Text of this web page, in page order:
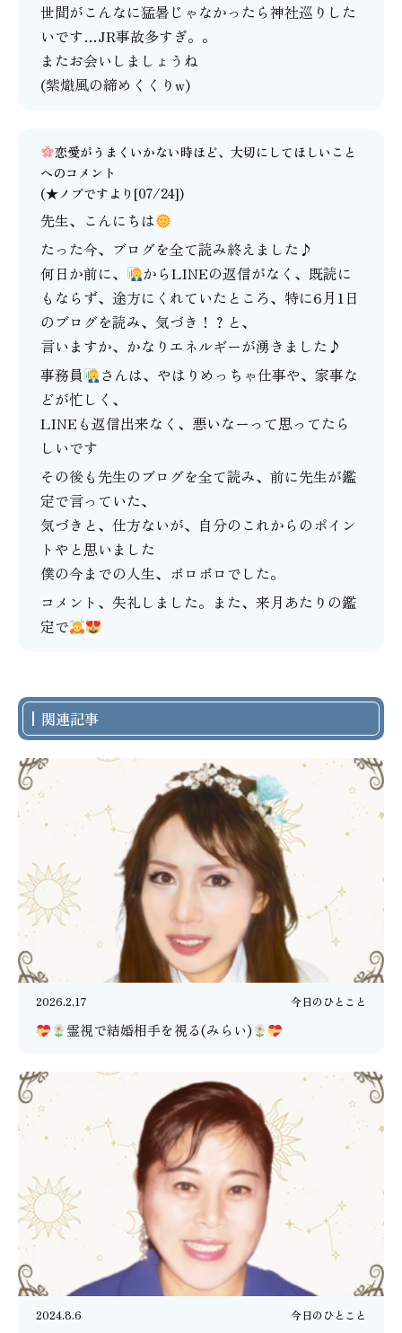
世間がこんなに猛暑じゃなかったら神社巡りした
いです…JR事故多すぎ。。
またお会いしましょうね
(紫熾風の締めくくりw)
恋愛がうまくいかない時ほど、大切にしてほしいこと
へのコメント
(★ノブですより[07/24])
先生、こんにちは
たった今、ブログを全て読み終えました♪
何日か前に、
からLINEの返信がなく、既読に
もならず、途方にくれていたところ、特に6月1日
のブログを読み、気づき！？と、
言いますか、かなりエネルギーが湧きました♪
事務員
さんは、やはりめっちゃ仕事や、家事な
どが忙しく、
LINEも返信出来なく、悪いなーって思ってたら
しいです
その後も先生のブログを全て読み、前に先生が鑑
定で言っていた、
気づきと、仕方ないが、自分のこれからのポイン
トやと思いました
僕の今までの人生、ボロボロでした。
コメント、失礼しました。また、来月あたりの鑑
定で
関連記事
2026.2.17 今日のひとこと
霊視で結婚相手を視る(みらい)
2024.8.6 今日のひとこと